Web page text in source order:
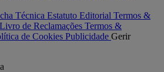
Técnica Estatuto Editorial Termos &
Livro de Reclamações Termos &
de Cookies Publicidade Gerir